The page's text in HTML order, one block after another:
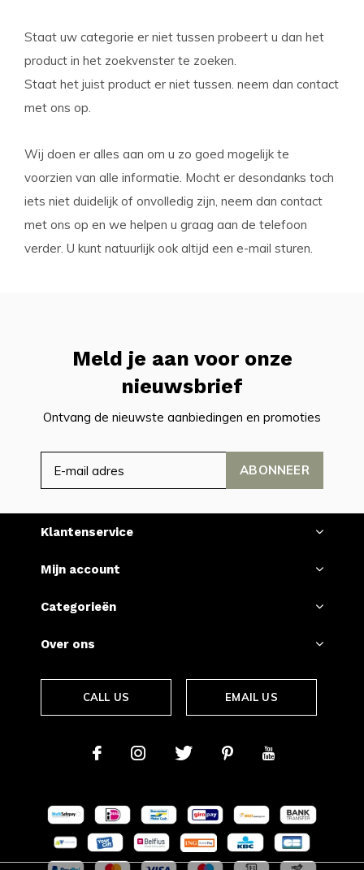
Staat uw categorie er niet tussen probeert u dan het
product in het zoekvenster te zoeken.
Staat het juist product er niet tussen. neem dan contact
met ons op.
Wij doen er alles aan om u zo goed mogelijk te
voorzien van alle informatie. Mocht er desondanks toch
iets niet duidelijk of onvolledig zijn, neem dan contact
met ons op en we helpen u graag aan de telefoon
verder. U kunt natuurlijk ook altijd een e-mail sturen.
Meld je aan voor onze
nieuwsbrief
Ontvang de nieuwste aanbiedingen en promoties
ABONNEER
Klantenservice
Mijn account
Categorieën
Over ons
CALL US EMAIL US